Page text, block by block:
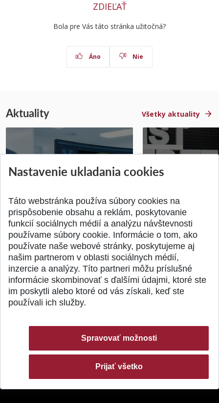
ZDIEĽAŤ
Bola pre Vás táto stránka užitočná?
Áno Nie
Aktuality Všetky aktuality
Europe na posilnenie
Študentský tím z
jediný zastupoval
SPÄŤ NA VRCH
© 2026 Slovenská technická univerzita
Nastavenie ukladania cookies
Táto webstránka používa súbory cookies na
prispôsobenie obsahu a reklám, poskytovanie
funkcií sociálnych médií a analýzu návštevnosti
používame súbory cookie. Informácie o tom, ako
používate naše webové stránky, poskytujeme aj
našim partnerom v oblasti sociálnych médií,
inzercie a analýzy. Títo partneri môžu príslušné
informácie skombinovať s ďalšími údajmi, ktoré ste
im poskytli alebo ktoré od vás získali, keď ste
používali ich služby.
Spravovať možnosti
Prijať všetko